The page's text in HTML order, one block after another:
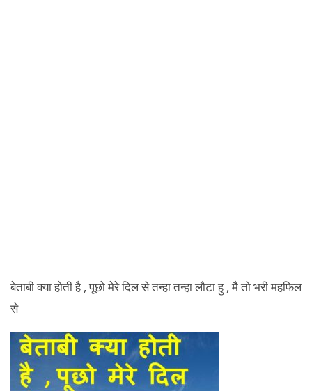
बेताबी क्या होती है , पूछो मेरे दिल से तन्हा तन्हा लौटा हु , मै तो भरी महफिल
से